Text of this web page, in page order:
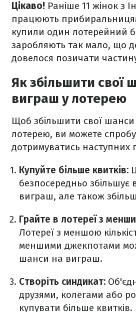
Цікаво! Раніше 11 жінок з
працюють
купили один лотерейний
заробляють так мало, що
довелося позичати
Як збільшити свої
виграш у лотерею
Щоб збільшити свої
лотерею, ви можете
дотримуватись наступних
Купуйте більше квитків:
безпосередньо
виграш, але також
Грайте в лотереї з
Лотереї з меншою
меншими джекпотами
шанси на виграш.
Створіть синдикат:
друзями, колегами або
купувати більше